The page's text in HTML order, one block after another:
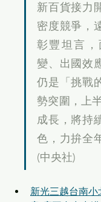
新百貨接力
密度競爭，
彰豐坦言
變、出國效
仍是「挑戰
勢突圍，上
成長，將持
色，力拚全
(中央社)
新光三越台南